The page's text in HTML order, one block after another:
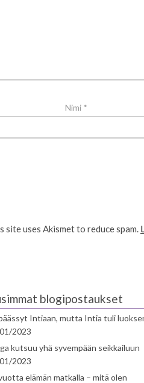
Nimi *
site uses Akismet to reduce spam.
blogipostaukset
Intiaan, mutta Intia tuli
2023
kutsuu yhä syvempään seikkailuun
2023
elämän matkalla – mitä olen